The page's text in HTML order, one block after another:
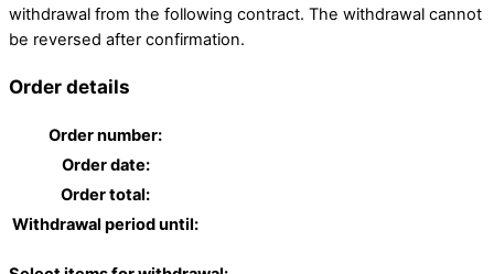
withdrawal from the following contract. The withdrawal cannot
be reversed after confirmation.
Order details
Order number:
Order date:
Order total:
Withdrawal period until: